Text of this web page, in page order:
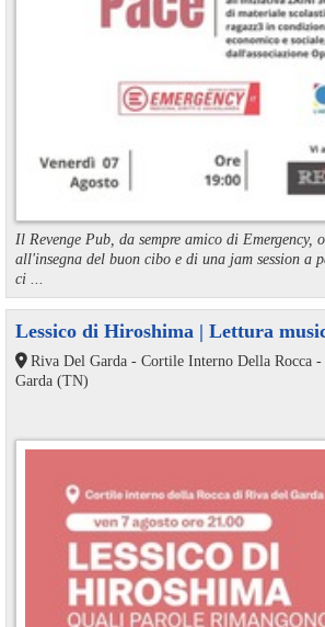
Il Revenge Pub, da sempre amico di Emergency,
all'insegna del buon cibo e di una jam session a
ci ...
Lessico di Hiroshima | Lettura
Riva Del Garda - Cortile Interno Della Rocca
Garda (TN)